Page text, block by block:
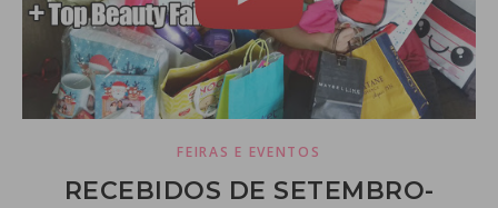
FEIRAS E EVENTOS
RECEBIDOS DE SETEMBRO-